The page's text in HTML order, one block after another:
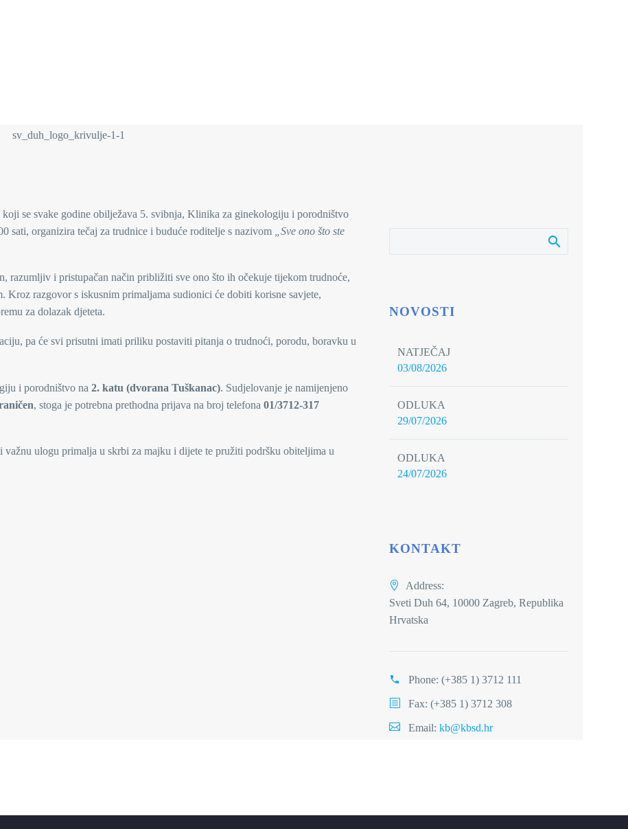
se svake godine obilježava 5. svibnja, Klinika za ginekologiju i porodništvo
sati, organizira tečaj za trudnice i buduće roditelje s nazivom
„Sve ono što ste
razumljiv i pristupačan način približiti sve ono što ih očekuje tijekom trudnoće,
Kroz razgovor s iskusnim primaljama sudionici će dobiti korisne savjete,
za dolazak djeteta.
pa će svi prisutni imati priliku postaviti pitanja o trudnoći, porodu, boravku u
i porodništvo na 2. katu (dvorana Tuškanac). Sudjelovanje je namijenjeno
, stoga je potrebna prethodna prijava na broj telefona 01/3712-317
ulogu primalja u skrbi za majku i dijete te pružiti podršku obiteljima u
NOVOSTI
NATJEČAJ
03/08/2026
ODLUKA
29/07/2026
ODLUKA
24/07/2026
KONTAKT
Address:
Sveti Duh 64, 10000 Zagreb, Republika
Hrvatska
Phone: (+385 1) 3712 111
Fax: (+385 1) 3712 308
Email: kb@kbsd.hr